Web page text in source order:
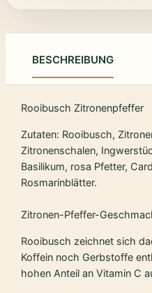
BESCHREIBUNG
Rooibusch Zitronenpfeffer
Zutaten: Rooibusch,
Zitronenschalen,
Basilikum, rosa Pfetter,
Rosmarinblätter.
Zitronen-Pfeffer-
Rooibusch zeichnet sich
Koffein noch Gerbstoffe
hohen Anteil an Vitamin C